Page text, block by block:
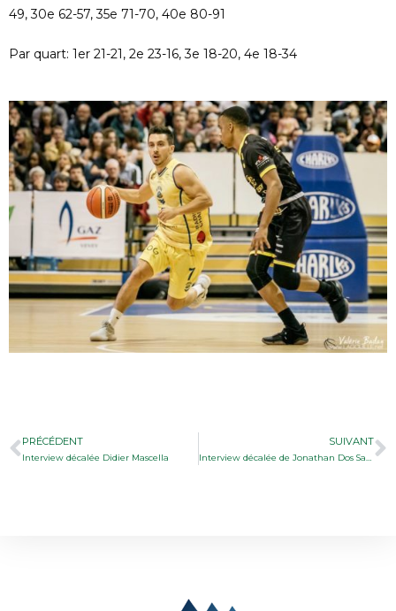
49, 30e 62-57, 35e 71-70, 40e 80-91
Par quart: 1er 21-21, 2e 23-16, 3e 18-20, 4e 18-34
PRÉCÉDENT
Interview décalée Didier Mascella
SUIVANT
Interview décalée de Jonathan Dos Santos